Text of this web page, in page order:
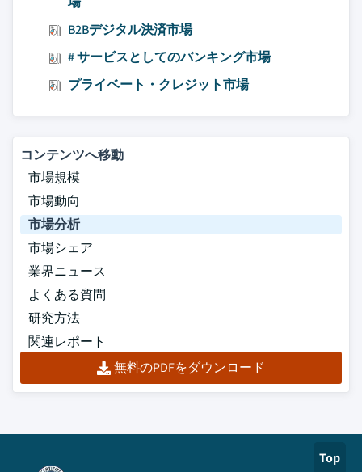
B2Bデジタル決済市場
# サービスとしてのバンキング市場
プライベート・クレジット市場
コンテンツへ移動
市場規模
市場動向
市場分析
市場シェア
業界ニュース
よくある質問
研究方法
関連レポート
無料のPDFをダウンロード
Top